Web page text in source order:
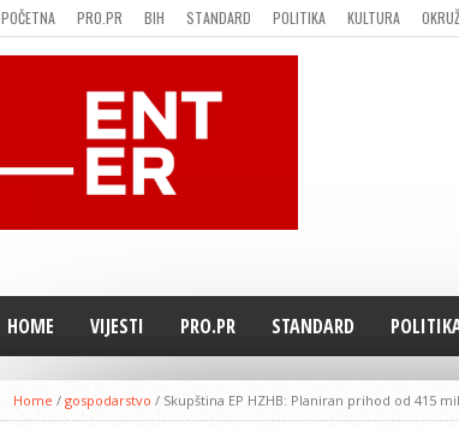
POČETNA PRO.PR BIH STANDARD POLITIKA KULTURA
FILMING LOCATION IN BH
KONTAKT
HOME VIJESTI PRO.PR STANDARD
Home / gospodarstvo / Skupština EP HZHB: Planiran prihod od 415